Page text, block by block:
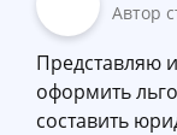
Автор
Представляю
оформить
составить